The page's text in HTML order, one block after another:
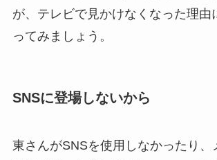
が、テレビで見かけなくなった理由
ってみましょう。
SNSに登場しないから
東さんがSNSを使用しなかったり、